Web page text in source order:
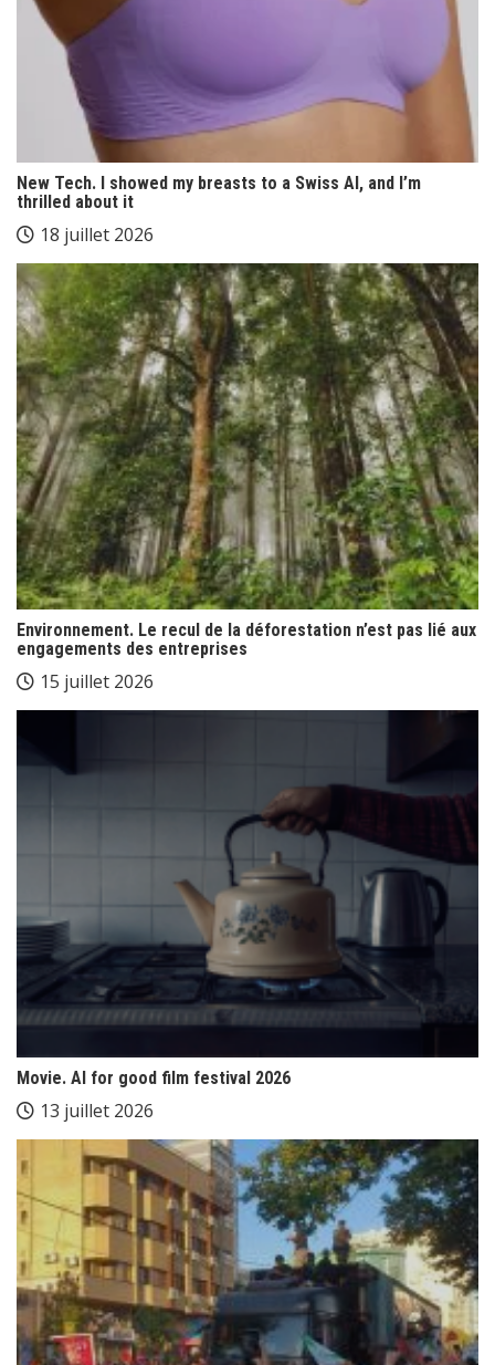
New Tech. I showed my breasts to a Swiss AI, and I’m
thrilled about it
18 juillet 2026
Environnement. Le recul de la déforestation n’est pas lié aux
engagements des entreprises
15 juillet 2026
Movie. AI for good film festival 2026
13 juillet 2026